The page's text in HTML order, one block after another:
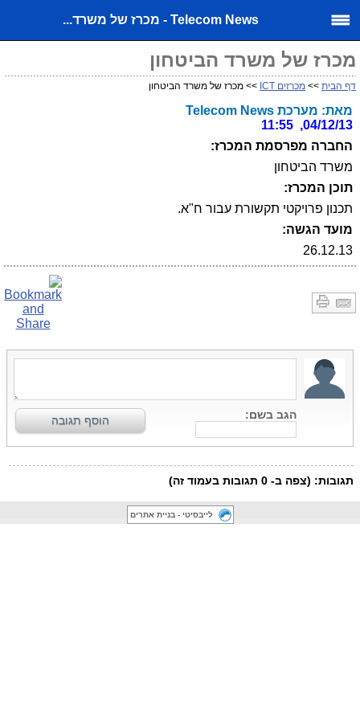
Telecom News - מכרז של משרד...
מכרז של משרד הביטחון
דף הבית >> מכרזים ICT >> מכרז של משרד הביטחון
מאת: מערכת Telecom News
04/12/13, 11:55
החברה מפרסמת המכרז:
משרד הביטחון
תוכן המכרז:
תכנון פרויקטי תקשורת עבור ח"א.
מועד הגשה:
26.12.13
לייבסיטי - בניית אתרים